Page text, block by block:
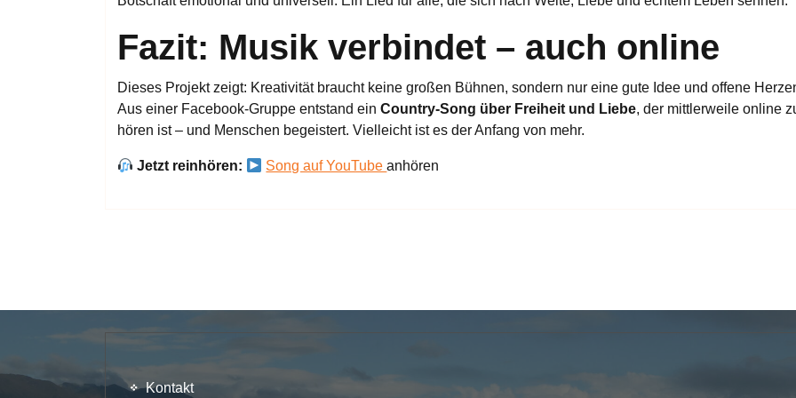
Fazit: Musik verbindet – auch online
Dieses Projekt zeigt: Kreativität braucht keine großen Bühnen, sondern nur eine gute Idee und offene
Aus einer Facebook-Gruppe entstand ein Country-Song über Freiheit und Liebe, der mittlerweile online
hören ist – und Menschen begeistert. Vielleicht ist es der Anfang von mehr.
Jetzt reinhören: Song auf YouTubeanhören
Kontakt